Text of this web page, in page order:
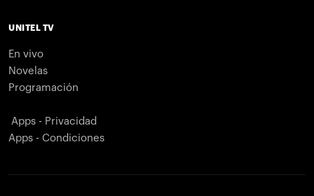
UNITEL TV
En vivo
Novelas
Programación
Apps - Privacidad
Apps - Condiciones